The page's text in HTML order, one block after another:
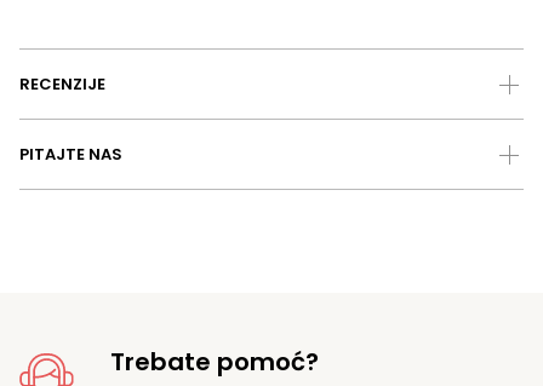
RECENZIJE
PITAJTE NAS
Trebate pomoć?